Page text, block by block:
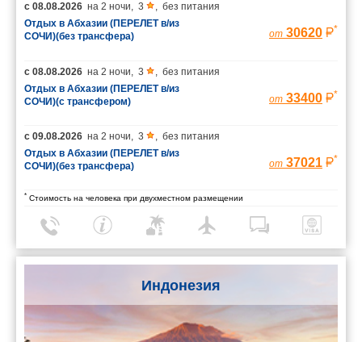
с 08.08.2026 на 2 ночи, 3 , без питания
Отдых в Абхазии (ПЕРЕЛЕТ в/из
СОЧИ)(без трансфера)
от 30620 *
с 08.08.2026 на 2 ночи, 3 , без питания
Отдых в Абхазии (ПЕРЕЛЕТ в/из
СОЧИ)(с трансфером)
от 33400 *
с 09.08.2026 на 2 ночи, 3 , без питания
Отдых в Абхазии (ПЕРЕЛЕТ в/из
СОЧИ)(без трансфера)
от 37021 *
* Стоимость на человека при двухместном размещении
Индонезия